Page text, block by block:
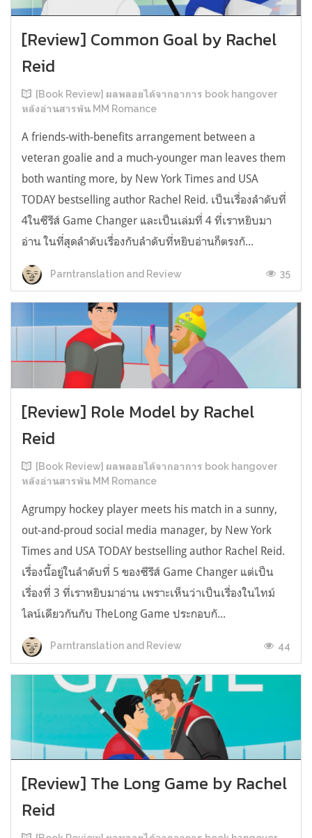
[Review] Common Goal by Rachel
Reid
[Book Review] ผลพลอยได้จากอาการ book hangover
หลังอ่านสารพัน MM Romance
A friends-with-benefits arrangement between a
veteran goalie and a much-younger man leaves them
both wanting more, by New York Times and USA
TODAY bestselling author Rachel Reid. เป็นเรื่องลำดับที่
4ในซีรีส์ Game Changer และเป็นเล่มที่ 4 ที่เราหยิบมา
อ่าน ในที่สุดลำดับเรื่องกับลำดับที่หยิบอ่านก็ตรงกั...
Parntranslation and Review 35
[Review] Role Model by Rachel
Reid
[Book Review] ผลพลอยได้จากอาการ book hangover
หลังอ่านสารพัน MM Romance
Agrumpy hockey player meets his match in a sunny,
out-and-proud social media manager, by New York
Times and USA TODAY bestselling author Rachel Reid.
เรื่องนี้อยู่ในลำดับที่ 5 ของซีรีส์ Game Changer แต่เป็น
เรื่องที่ 3 ที่เราหยิบมาอ่าน เพราะเห็นว่าเป็นเรื่องในไทม์
ไลน์เดียวกันกับ TheLong Game ประกอบกั...
Parntranslation and Review 44
[Review] The Long Game by Rachel
Reid